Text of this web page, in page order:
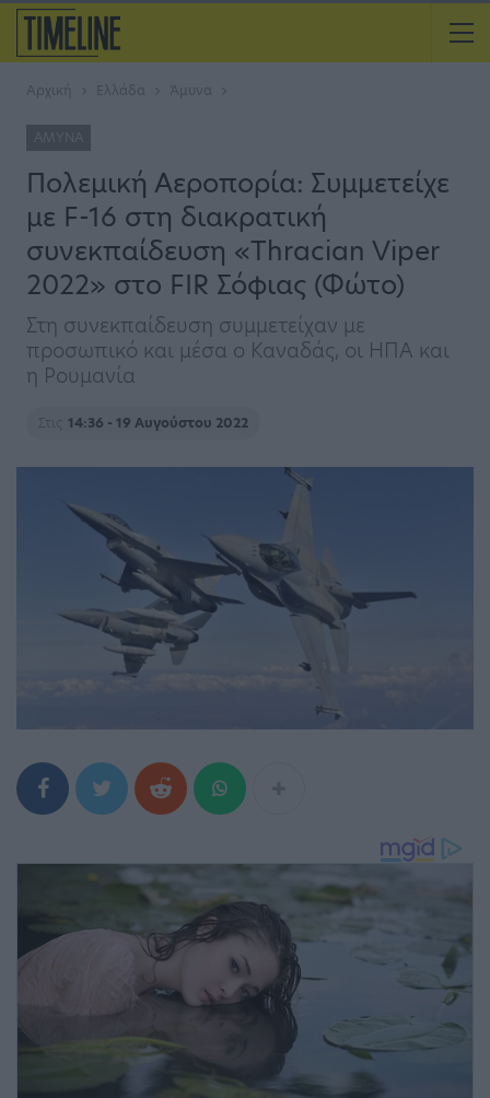
Αρχική Ελλάδα Άμυνα
ΆΜΥΝΑ
Πολεμική Αεροπορία: Συμμετείχε
με F-16 στη διακρατική
συνεκπαίδευση «Thracian Viper
2022» στο FIR Σόφιας (Φώτο)
Στη συνεκπαίδευση συμμετείχαν με
προσωπικό και μέσα ο Καναδάς, οι ΗΠΑ και
η Ρουμανία
Στις 14:36 - 19 Αυγούστου 2022